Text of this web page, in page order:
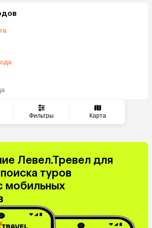
Фильтры Карта
Левел.Тревел для
туров
мобильных